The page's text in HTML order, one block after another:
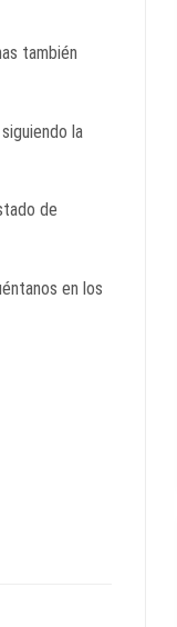
también
la
de
en los